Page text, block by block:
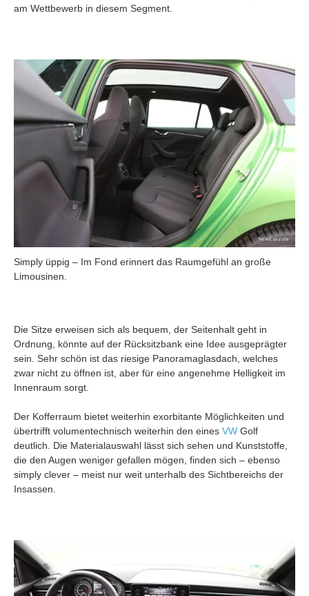
am Wettbewerb in diesem Segment.
Simply üppig – Im Fond erinnert das Raumgefühl an große
Limousinen.
Die Sitze erweisen sich als bequem, der Seitenhalt geht in
Ordnung, könnte auf der Rücksitzbank eine Idee ausgeprägter
sein. Sehr schön ist das riesige Panoramaglasdach, welches
zwar nicht zu öffnen ist, aber für eine angenehme Helligkeit im
Innenraum sorgt.
Der Kofferraum bietet weiterhin exorbitante Möglichkeiten und
übertrifft volumentechnisch weiterhin den eines VW Golf
deutlich. Die Materialauswahl lässt sich sehen und Kunststoffe,
die den Augen weniger gefallen mögen, finden sich – ebenso
simply clever – meist nur weit unterhalb des Sichtbereichs der
Insassen.